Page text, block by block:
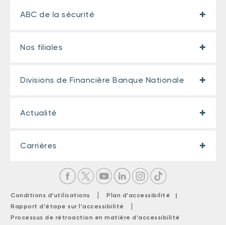
ABC de la sécurité
Nos filiales
Divisions de Financière Banque Nationale
Actualité
Carrières
Conditions d'utilisations |
Plan d'accessibilité |
Rapport d'étape sur l'accessibilité
|
Processus de rétroaction en matière d'accessibilité